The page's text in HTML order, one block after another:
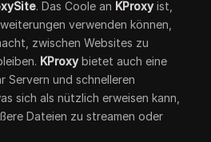
. Das Coole an KProxyist,
verwenden können,
zwischen Websites zu
KProxybietet auch eine
Servern und schnelleren
sich als nützlich erweisen kann,
Dateien zu streamen oder